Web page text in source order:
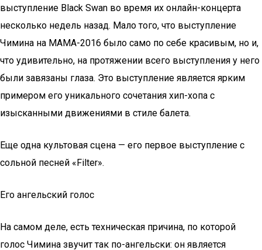
выступление Black Swan во время их онлайн-концерта
несколько недель назад. Мало того, что выступление
Чимина на МАМА-2016 было само по себе красивым, но и,
что удивительно, на протяжении всего выступления у него
были завязаны глаза. Это выступление является ярким
примером его уникального сочетания хип-хопа с
изысканными движениями в стиле балета.
Еще одна культовая сцена — его первое выступление с
сольной песней «Filter».
Его ангельский голос
На самом деле, есть техническая причина, по которой
голос Чимина звучит так по-ангельски: он является